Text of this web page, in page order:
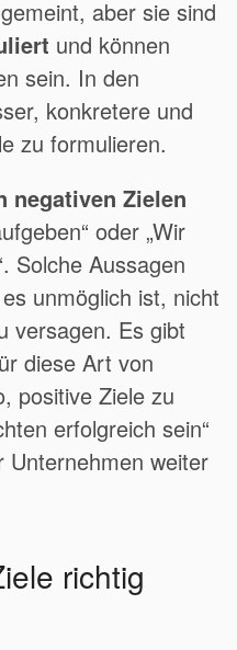
aber sie sind
und können
sein. In den
konkretere und
zu formulieren.
negativen Zielen
oder „Wir
Solche Aussagen
unmöglich ist, nicht
versagen. Es gibt
diese Art von
positive Ziele zu
erfolgreich sein“
Unternehmen weiter
richtig